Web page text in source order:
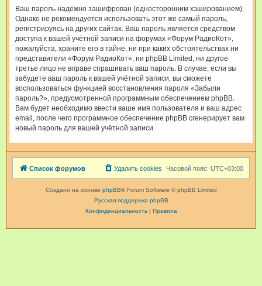
Ваш пароль надёжно зашифрован (односторонним хэшированием).
Однако не рекомендуется использовать этот же самый пароль,
регистрируясь на других сайтах. Ваш пароль является средством
доступа к вашей учётной записи на форумах «Форум РадиоКот»,
пожалуйста, храните его в тайне, ни при каких обстоятельствах ни
представители «Форум РадиоКот», ни phpBB Limited, ни другое
третье лицо не вправе спрашивать ваш пароль. В случае, если вы
забудете ваш пароль к вашей учётной записи, вы сможете
воспользоваться функцией восстановления пароля «Забыли
пароль?», предусмотренной программным обеспечением phpBB.
Вам будет необходимо ввести ваше имя пользователя и ваш адрес
email, после чего программное обеспечение phpBB сгенерирует вам
новый пароль для вашей учётной записи.
Список форумов Часовой пояс: UTC+03:00
Удалить cookies
Создано на основе phpBB® Forum Software © phpBB Limited
Русская поддержка phpBB
Конфиденциальность| Правила